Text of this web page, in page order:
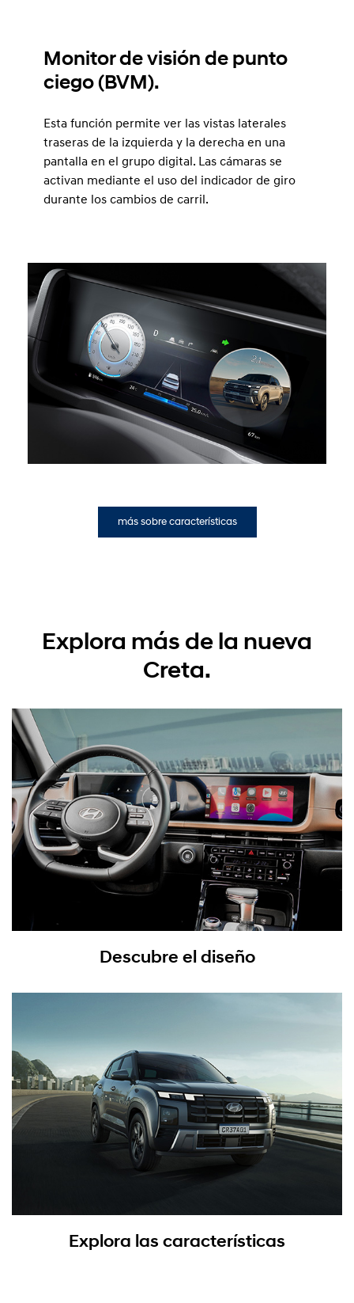
Monitor de visión de punto
ciego (BVM).
Esta función permite ver las vistas laterales
traseras de la izquierda y la derecha en una
pantalla en el grupo digital. Las cámaras se
activan mediante el uso del indicador de giro
durante los cambios de carril.
más sobre características
Explora más de la nueva
Creta.
Descubre el diseño
Explora las características